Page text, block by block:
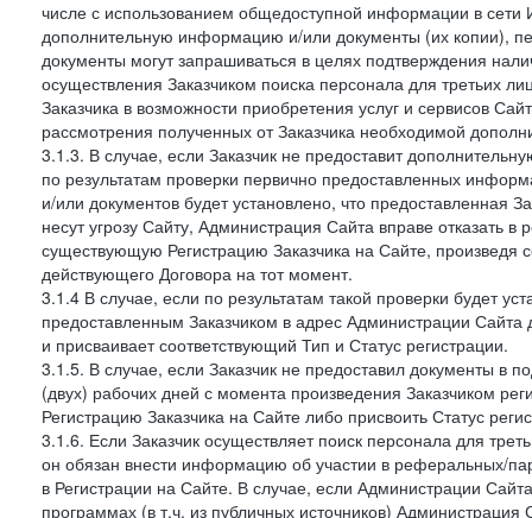
числе с использованием общедоступной информации в
дополнительную информацию и/или документы (их копии),
документы могут запрашиваться в целях подтверждения
осуществления Заказчиком поиска персонала для третьих
Заказчика в возможности приобретения услуг и сервисов
рассмотрения полученных от Заказчика необходимой
3.1.3. В случае, если Заказчик не предоставит
по результатам проверки первично предоставленных
и/или документов будет установлено, что предоставленная
несут угрозу Сайту, Администрация Сайта вправе отказать
существующую Регистрацию Заказчика на Сайте, произведя
действующего Договора на тот момент.
3.1.4 В случае, если по результатам такой проверки будет
предоставленным Заказчиком в адрес Администрации
и присваивает соответствующий Тип и Статус регистрации.
3.1.5. В случае, если Заказчик не предоставил документы в
(двух) рабочих дней с момента произведения Заказчиком
Регистрацию Заказчика на Сайте либо присвоить Статус
3.1.6. Если Заказчик осуществляет поиск персонала для
он обязан внести информацию об участии в реферальных/
в Регистрации на Сайте. В случае, если Администрации
программах (в т.ч. из публичных источников)